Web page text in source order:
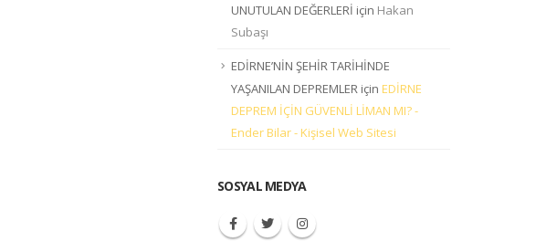
UNUTULAN DEĞERLERİ için Hakan
Subaşı
EDİRNE’NİN ŞEHİR TARİHİNDE
YAŞANILAN DEPREMLER için EDİRNE
DEPREM İÇİN GÜVENLİ LİMAN MI? -
Ender Bilar - Kişisel Web Sitesi
SOSYAL MEDYA